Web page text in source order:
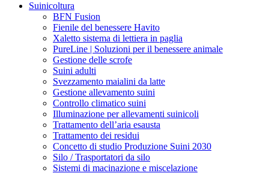
Suinicoltura
BFN Fusion
Fienile del benessere Havito
Xaletto sistema di lettiera in paglia
PureLine | Soluzioni per il benessere animale
Gestione delle scrofe
Suini adulti
Svezzamento maialini da latte
Gestione allevamento suini
Controllo climatico suini
Illuminazione per allevamenti suinicoli
Trattamento dell’aria esausta
Trattamento dei residui
Concetto di studio Produzione Suini 2030
Silo / Trasportatori da silo
Sistemi di macinazione e miscelazione